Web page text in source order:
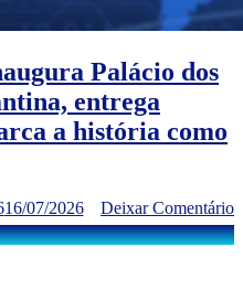
Palácio dos
entrega
a história como
16/07/2026 Deixar Comentário